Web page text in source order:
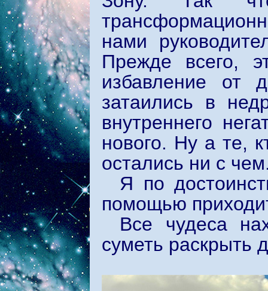
нами
Прежде всего,
избавление от
затаились в
внутреннего
нового. Ну а те,
остались ни с
Я по
помощью
Все чудеса
суметь раскрыть